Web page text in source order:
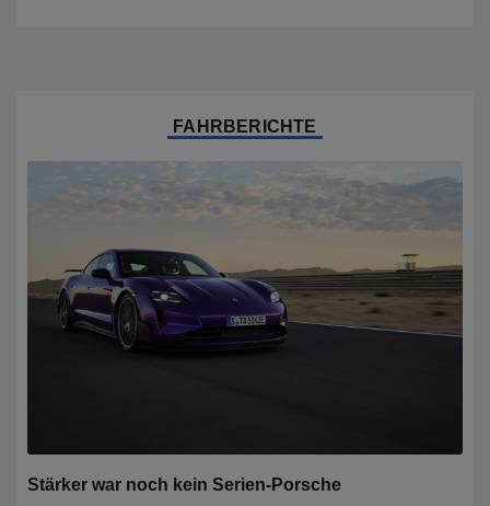
FAHRBERICHTE
Stärker war noch kein Serien-Porsche